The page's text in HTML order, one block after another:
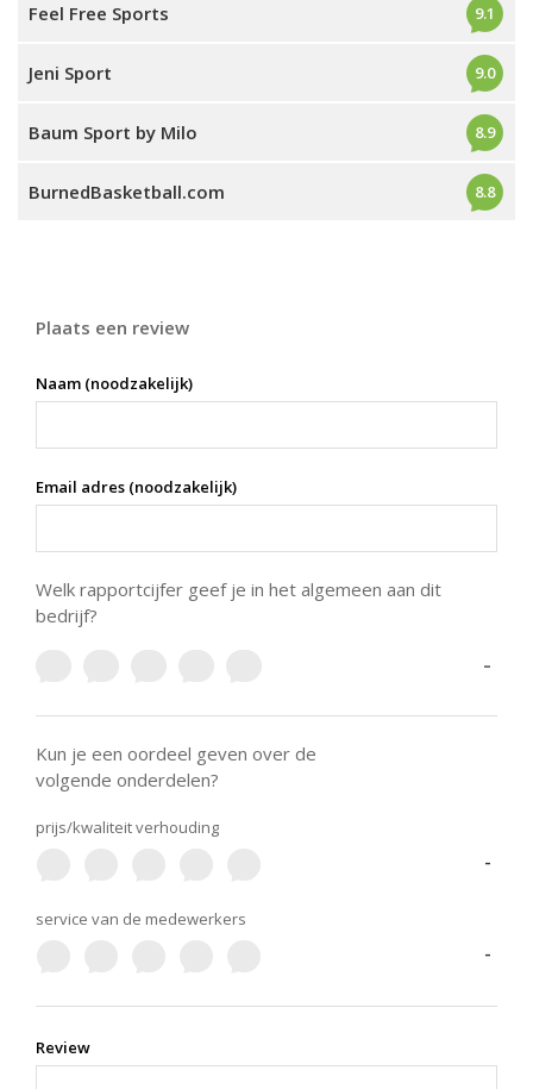
Feel Free Sports 9.1
Jeni Sport 9.0
Baum Sport by Milo 8.9
BurnedBasketball.com 8.8
Plaats een review
Naam (noodzakelijk)
Email adres (noodzakelijk)
Welk rapportcijfer geef je in het algemeen aan dit
bedrijf?
-
Kun je een oordeel geven over de
volgende onderdelen?
prijs/kwaliteit verhouding
-
service van de medewerkers
-
Review